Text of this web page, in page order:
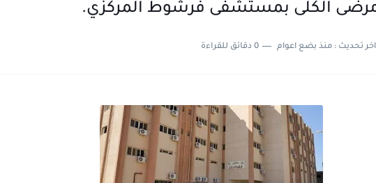
الكلى بمستشفى فرشوط المركزي.
اخر تحديث : منذ بضع اعوام 0 دقائق للقراءة